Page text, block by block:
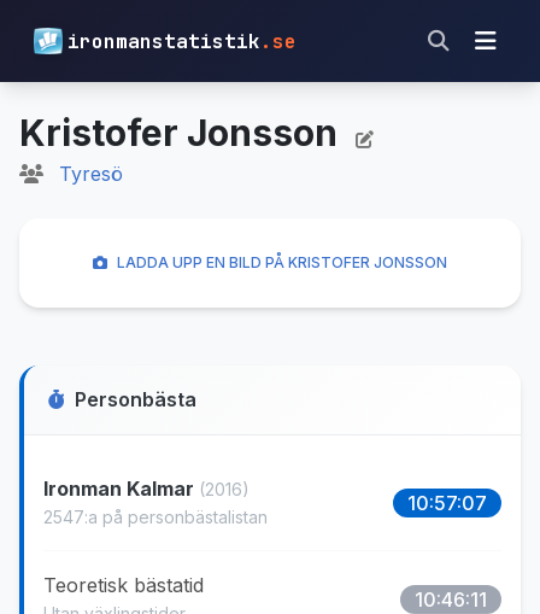
ironmanstatistik.se
Kristofer Jonsson
Tyresö
Personbästa
Ironman Kalmar (2016)
2547:a på personbästalistan
10:57:07
Teoretisk bästatid
10:46:11
LADDA UPP EN BILD PÅ KRISTOFER JONSSON